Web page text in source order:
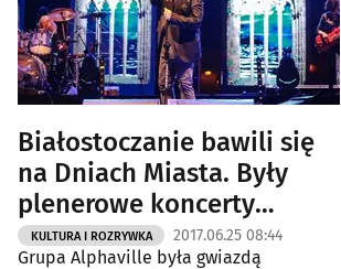
Białostoczanie bawili się
na Dniach Miasta. Były
plenerowe koncerty
[ZDJĘCIA]
KULTURA I ROZRYWKA 2017.06.25 08:44
Grupa Alphaville była gwiazdą